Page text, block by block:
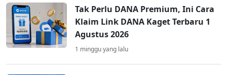
Tak Perlu DANA Premium, Ini Cara
Klaim Link DANA Kaget Terbaru 1
Agustus 2026
1 minggu yang lalu